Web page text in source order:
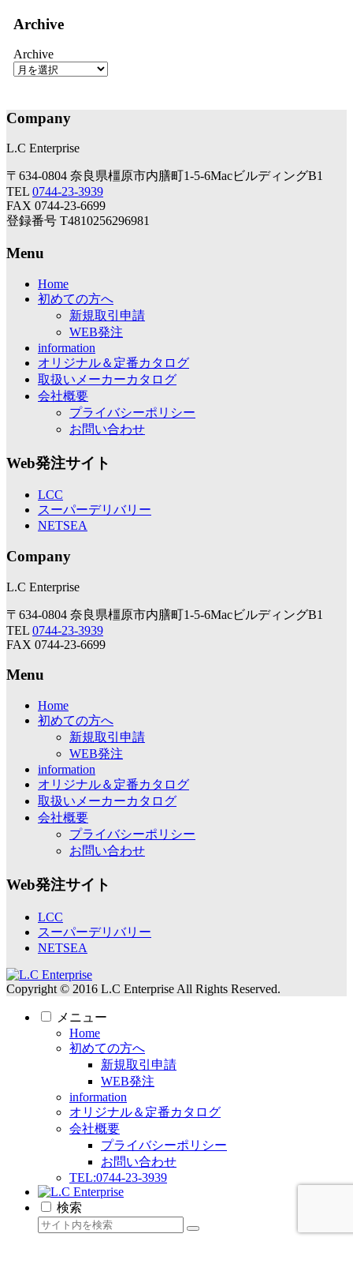
Archive
Archive
Company
L.C Enterprise
〒634-0804 奈良県橿原市内膳町1-5-6MacビルディングB1
TEL 0744-23-3939
FAX 0744-23-6699
登録番号 T4810256296981
Menu
Home
初めての方へ
新規取引申請
WEB発注
information
オリジナル＆定番カタログ
取扱いメーカーカタログ
会社概要
プライバシーポリシー
お問い合わせ
Web発注サイト
LCC
スーパーデリバリー
NETSEA
Company
L.C Enterprise
〒634-0804 奈良県橿原市内膳町1-5-6MacビルディングB1
TEL 0744-23-3939
FAX 0744-23-6699
Menu
Home
初めての方へ
新規取引申請
WEB発注
information
オリジナル＆定番カタログ
取扱いメーカーカタログ
会社概要
プライバシーポリシー
お問い合わせ
Web発注サイト
LCC
スーパーデリバリー
NETSEA
Copyright © 2016 L.C Enterprise All Rights Reserved.
メニュー
Home
初めての方へ
新規取引申請
WEB発注
information
オリジナル＆定番カタログ
会社概要
プライバシーポリシー
お問い合わせ
TEL:0744-23-3939
検索